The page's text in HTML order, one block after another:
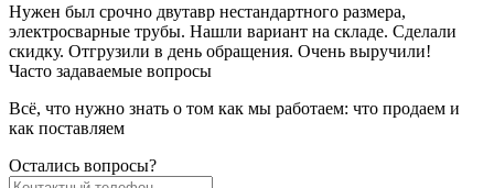
Нужен был срочно двутавр нестандартного размера,
электросварные трубы. Нашли вариант на складе. Сделали
скидку. Отгрузили в день обращения. Очень выручили!
Часто задаваемые вопросы
Всё, что нужно знать о том как мы работаем: что продаем и
как поставляем
Остались вопросы?